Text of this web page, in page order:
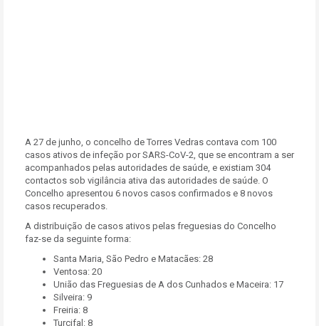
A 27 de junho, o concelho de Torres Vedras contava com 100
casos ativos de infeção por SARS-CoV-2, que se encontram a ser
acompanhados pelas autoridades de saúde, e existiam 304
contactos sob vigilância ativa das autoridades de saúde. O
Concelho apresentou 6 novos casos confirmados e 8 novos
casos recuperados.
A distribuição de casos ativos pelas freguesias do Concelho
faz-se da seguinte forma:
Santa Maria, São Pedro e Matacães: 28
Ventosa: 20
União das Freguesias de A dos Cunhados e Maceira: 17
Silveira: 9
Freiria: 8
Turcifal: 8